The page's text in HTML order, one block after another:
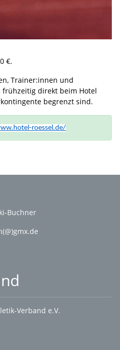
€.
Trainer:innen und
direkt beim Hotel
begrenzt sind.
roessel.de/
Buchner
Verband e.V.